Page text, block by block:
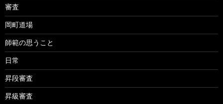
審査
岡町道場
師範の思うこと
日常
昇段審査
昇級審査